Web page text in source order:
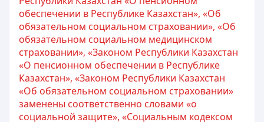
обеспечении в Республике Казахстан», «Об
обязательном социальном страховании», «Об
обязательном социальном медицинском
страховании», «Законом Республики Казахстан
«О пенсионном обеспечении в Республике
Казахстан», «Законом Республики Казахстан
«Об обязательном социальном страховании»
заменены соответственно словами «о
социальной защите», «Социальным кодексом